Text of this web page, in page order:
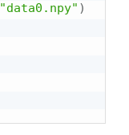
"data0.npy" )